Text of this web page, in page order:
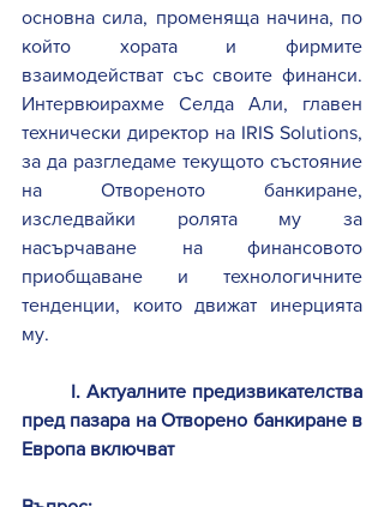
основна сила, променяща начина, по
който хората и фирмите
взаимодействат със своите финанси.
Интервюирахме Селда Али, главен
технически директор на IRIS Solutions,
за да разгледаме текущото състояние
на Отвореното банкиране,
изследвайки ролята му за
насърчаване на финансовото
приобщаване и технологичните
тенденции, които движат инерцията
му.
I. Aктуалните предизвикателства
пред пазара на Отворено банкиране в
Европа включват